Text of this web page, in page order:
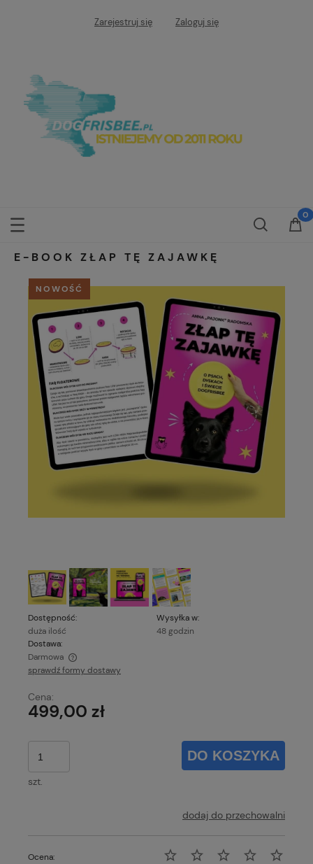
Zarejestruj się Zaloguj się
E-BOOK ZŁAP TĘ ZAJAWKĘ
NOWOŚĆ
Dostępność:
duża ilość
Wysyłka w:
48 godzin
Dostawa:
Darmowa
Cena nie zawiera ewentualnych kosztów płatności
sprawdź formy dostawy
Cena:
499,00 zł
szt.
DO KOSZYKA
dodaj do przechowalni
Ocena: